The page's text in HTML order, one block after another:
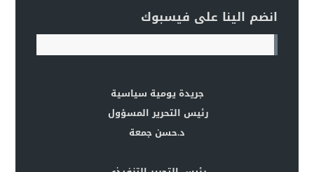
انضم الينا على فيسبوك
جريدة يومية سياسية
رئيس التحرير المسؤول
د.حسن جمعة